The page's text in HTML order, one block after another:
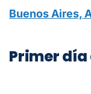
Buenos Aires,
Primer día